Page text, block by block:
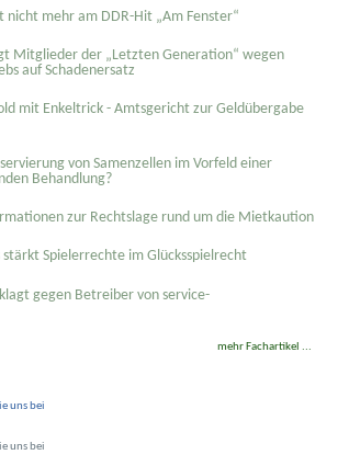
nicht mehr am DDR-Hit „Am Fenster“
Mitglieder der „Letzten Generation“ wegen
auf Schadenersatz
mit Enkeltrick - Amtsgericht zur Geldübergabe
von Samenzellen im Vorfeld einer
Behandlung?
zur Rechtslage rund um die Mietkaution
stärkt Spielerrechte im Glücksspielrecht
gegen Betreiber von service-
mehr Fachartikel ...
uns bei
uns bei